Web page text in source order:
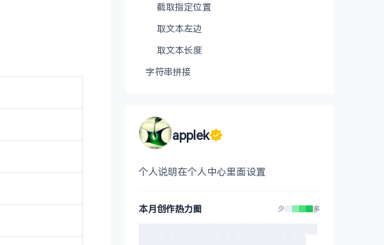
截取指定位置
取文本左边
取文本长度
字符串拼接
applek
个人说明在个人中心里面设置
本月创作热力图 少 多